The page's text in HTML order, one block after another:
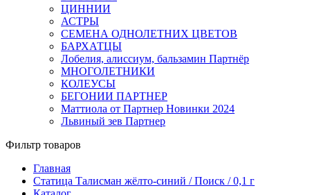
ЦИННИИ
АСТРЫ
СЕМЕНА ОДНОЛЕТНИХ ЦВЕТОВ
БАРХАТЦЫ
Лобелия, алиссиум, бальзамин Партнёр
МНОГОЛЕТНИКИ
КОЛЕУСЫ
БЕГОНИИ ПАРТНЕР
Маттиола от Партнер Новинки 2024
Львиный зев Партнер
Фильтр товаров
Главная
Статица Талисман жёлто-синий / Поиск / 0,1 г